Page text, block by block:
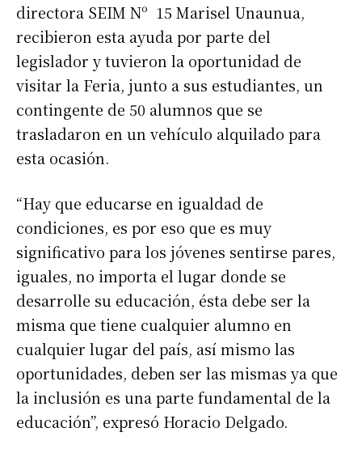
directora SEIM Nº 15 Marisel Unaunua,
recibieron esta ayuda por parte del
legislador y tuvieron la oportunidad de
visitar la Feria, junto a sus estudiantes, un
contingente de 50 alumnos que se
trasladaron en un vehículo alquilado para
esta ocasión.
“Hay que educarse en igualdad de
condiciones, es por eso que es muy
significativo para los jóvenes sentirse pares,
iguales, no importa el lugar donde se
desarrolle su educación, ésta debe ser la
misma que tiene cualquier alumno en
cualquier lugar del país, así mismo las
oportunidades, deben ser las mismas ya que
la inclusión es una parte fundamental de la
educación”, expresó Horacio Delgado.